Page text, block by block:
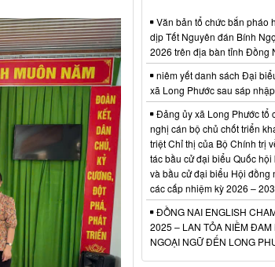
Văn bản tổ chức bắn pháo
dịp Tết Nguyên đán Bính
2026 trên địa bàn tỉnh Đồng
niêm yết danh sách Đại
xã Long Phước sau sáp nhập
Đảng ủy xã Long Phước tổ
nghị cán bộ chủ chốt triển
triệt Chỉ thị của Bộ Chính trị
tác bầu cử đại biểu Quốc hội
và bầu cử đại biểu Hội đồng
các cấp nhiệm kỳ 2026 –
ĐỒNG NAI ENGLISH
2025 – LAN TỎA NIỀM ĐAM
NGOẠI NGỮ ĐẾN LONG